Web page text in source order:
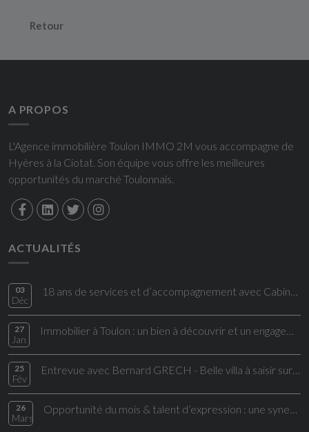
Retour
A PROPOS
L'Agence immobilière Toulon IMMO 2M vous accompagne de
Hyères à la Ciotat. Son équipe vous offre les meilleures
opportunités du marché Toulonnais.
ACTUALITÉS
03
Déc
18 ans de services et d’accompagnement avec Cabinet IMMO2M !
27
Jan
Immobilier à Toulon : un bien à découvrir et un engagement humain signé Cabinet
25
Fév
Entrevue avec Bernard GRECH - Belle villa à saisir sur le bon coin
26
Mars
Opportunité du mois & talent d’expression : une synergie au service du cabinet IMMO2M